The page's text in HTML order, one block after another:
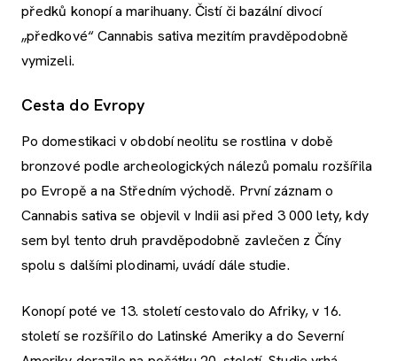
předků konopí a marihuany. Čistí či bazální divocí
„předkové“ Cannabis sativa mezitím pravděpodobně
vymizeli.
Cesta do Evropy
Po domestikaci v období neolitu se rostlina v době
bronzové podle archeologických nálezů pomalu rozšířila
po Evropě a na Středním východě. První záznam o
Cannabis sativa se objevil v Indii asi před 3 000 lety, kdy
sem byl tento druh pravděpodobně zavlečen z Číny
spolu s dalšími plodinami, uvádí dále studie.
Konopí poté ve 13. století cestovalo do Afriky, v 16.
století se rozšířilo do Latinské Ameriky a do Severní